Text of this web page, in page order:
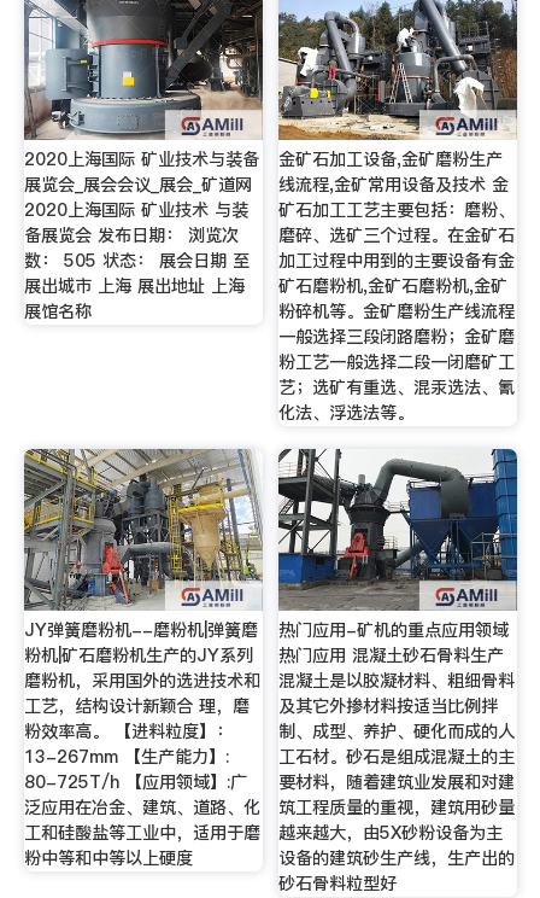
2020上海国际 矿业技术与装备
展览会_展会会议_展会_矿道网
2020上海国际 矿业技术 与装
备展览会 发布日期： 浏览次
数： 505 状态： 展会日期 至
展出城市 上海 展出地址 上海
展馆名称
金矿石加工设备,金矿磨粉生产
线流程,金矿常用设备及技术 金
矿石加工工艺主要包括：磨粉、
磨碎、选矿三个过程。在金矿石
加工过程中用到的主要设备有金
矿石磨粉机,金矿石磨粉机,金矿
粉碎机等。金矿磨粉生产线流程
一般选择三段闭路磨粉；金矿磨
粉工艺一般选择二段一闭磨矿工
艺；选矿有重选、混汞选法、氰
化法、浮选法等。
JY弹簧磨粉机--磨粉机|弹簧磨
粉机|矿石磨粉机生产的JY系列
磨粉机，采用国外的选进技术和
工艺，结构设计新颖合 理，磨
粉效率高。 【进料粒度】：
13-267mm 【生产能力】:
80-725T/h 【应用领域】:广
泛应用在冶金、建筑、道路、化
工和硅酸盐等工业中，适用于磨
粉中等和中等以上硬度
热门应用-矿机的重点应用领域
热门应用 混凝土砂石骨料生产
混凝土是以胶凝材料、粗细骨料
及其它外掺材料按适当比例拌
制、成型、养护、硬化而成的人
工石材。砂石是组成混凝土的主
要材料，随着建筑业发展和对建
筑工程质量的重视，建筑用砂量
越来越大，由5X砂粉设备为主
设备的建筑砂生产线，生产出的
砂石骨料粒型好